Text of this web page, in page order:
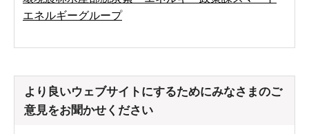
エネルギーグループ
より良いウェブサイトにするためにみなさまのご
意見をお聞かせください